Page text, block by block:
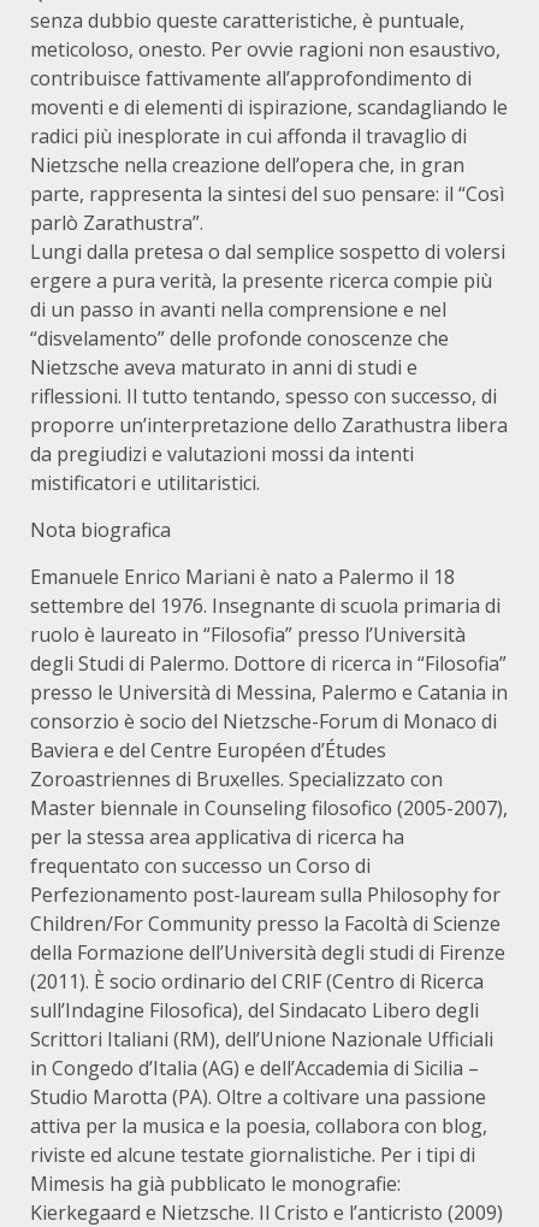
senza dubbio queste caratteristiche, è puntuale,
meticoloso, onesto. Per ovvie ragioni non esaustivo,
contribuisce fattivamente all’approfondimento di
moventi e di elementi di ispirazione, scandagliando le
radici più inesplorate in cui affonda il travaglio di
Nietzsche nella creazione dell’opera che, in gran
parte, rappresenta la sintesi del suo pensare: il “Così
parlò Zarathustra”.
Lungi dalla pretesa o dal semplice sospetto di volersi
ergere a pura verità, la presente ricerca compie più
di un passo in avanti nella comprensione e nel
“disvelamento” delle profonde conoscenze che
Nietzsche aveva maturato in anni di studi e
riflessioni. Il tutto tentando, spesso con successo, di
proporre un’interpretazione dello Zarathustra libera
da pregiudizi e valutazioni mossi da intenti
mistificatori e utilitaristici.
Nota biografica
Emanuele Enrico Mariani è nato a Palermo il 18
settembre del 1976. Insegnante di scuola primaria di
ruolo è laureato in “Filosofia” presso l’Università
degli Studi di Palermo. Dottore di ricerca in “Filosofia”
presso le Università di Messina, Palermo e Catania in
consorzio è socio del Nietzsche-Forum di Monaco di
Baviera e del Centre Européen d’Études
Zoroastriennes di Bruxelles. Specializzato con
Master biennale in Counseling filosofico (2005-2007),
per la stessa area applicativa di ricerca ha
frequentato con successo un Corso di
Perfezionamento post-lauream sulla Philosophy for
Children/For Community presso la Facoltà di Scienze
della Formazione dell’Università degli studi di Firenze
(2011). È socio ordinario del CRIF (Centro di Ricerca
sull’Indagine Filosofica), del Sindacato Libero degli
Scrittori Italiani (RM), dell’Unione Nazionale Ufficiali
in Congedo d’Italia (AG) e dell’Accademia di Sicilia –
Studio Marotta (PA). Oltre a coltivare una passione
attiva per la musica e la poesia, collabora con blog,
riviste ed alcune testate giornalistiche. Per i tipi di
Mimesis ha già pubblicato le monografie:
Kierkegaard e Nietzsche. Il Cristo e l’anticristo (2009)